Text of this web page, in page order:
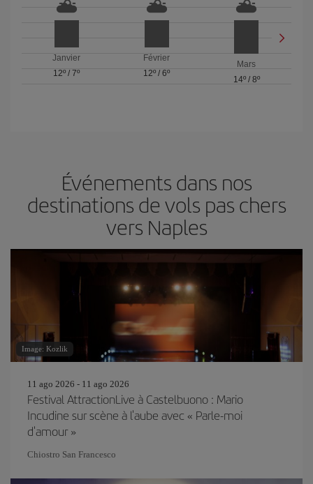
Janvier
12º /7º
Février
12º / 6º
Mars
14º/ 8º
Événements dans nos
destinations de vols pas chers
vers Naples
Image: Kozlik
11 ago 2026 - 11 ago 2026
Festival AttractionLive à Castelbuono : Mario
Incudine sur scène à l'aube avec « Parle-moi
d'amour »
Chiostro San Francesco